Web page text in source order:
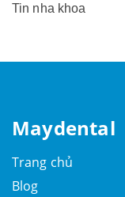
Tin nha khoa
Maydental
Trang chủ
Blog